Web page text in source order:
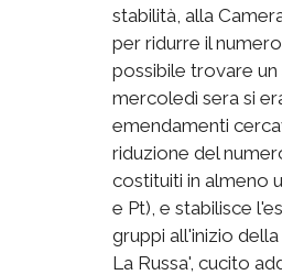
stabilità, alla
per ridurre il
possibile trovare
mercoledì sera si
emendamenti
riduzione del
costituiti in almeno
e Pt), e stabilisce
gruppi all'inizio
La Russa', cucito